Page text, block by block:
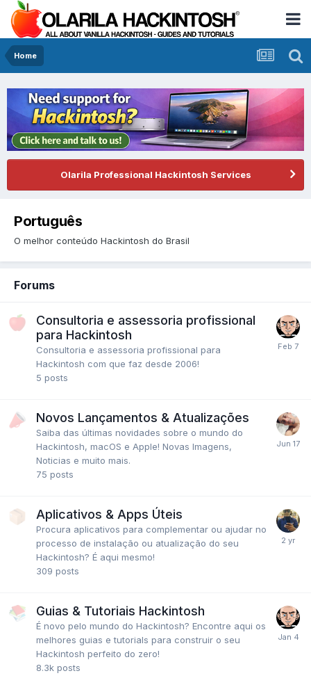
Home
Olarila Professional Hackintosh Services
Português
O melhor conteúdo Hackintosh do Brasil
Forums
Consultoria e assessoria profissional
para Hackintosh
Consultoria e assessoria profissional para
Hackintosh com que faz desde 2006!
5 posts
Novos Lançamentos & Atualizações
Saiba das últimas novidades sobre o mundo do
Hackintosh, macOS e Apple! Novas Imagens,
Noticias e muito mais.
75 posts
Aplicativos & Apps Úteis
Procura aplicativos para complementar ou ajudar no
processo de instalação ou atualização do seu
Hackintosh? É aqui mesmo!
309 posts
Guias & Tutoriais Hackintosh
É novo pelo mundo do Hackintosh? Encontre aqui os
melhores guias e tutorials para construir o seu
Hackintosh perfeito do zero!
8.3k posts